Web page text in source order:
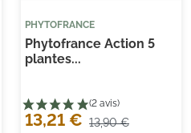
PHYTOFRANCE
Phytofrance Action 5
plantes...
13,21 € 13,90 €